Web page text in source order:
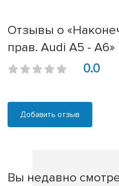
Отзывы о
прав. Audi A5 - A6»
0.0
Добавить отзыв
Вы недавно